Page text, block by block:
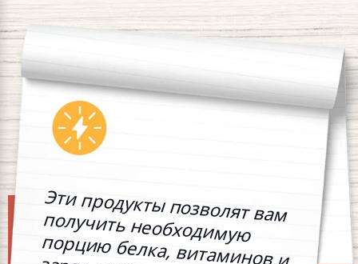
Эти продукты позволят вам
получить необходимую
порцию белка, витаминов и
заряд энергии для
успешного начала дня при